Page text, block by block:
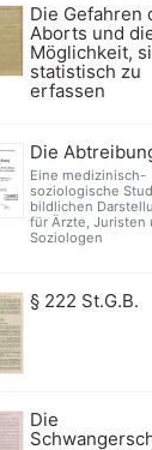
Die Gefahren
Aborts und
Möglichkeit,
statistisch zu
erfassen
Die
Eine medizinisch-
soziologische
bildlichen
für Ärzte, Juristen
Soziologen
§ 222 St.G.B.
Die